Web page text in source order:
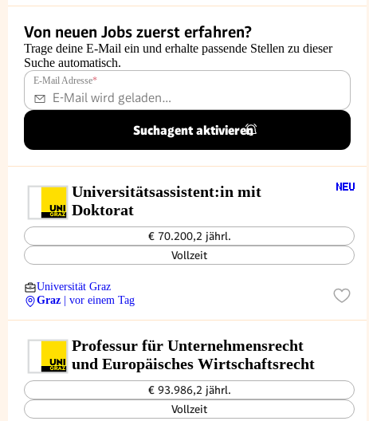
Von neuen Jobs zuerst erfahren?
Trage deine E-Mail ein und erhalte passende Stellen zu dieser
Suche automatisch.
E-Mail Adresse*
Suchagent aktivieren
Universitätsassistent:in mit
Doktorat
€ 70.200,2 jährl.
Vollzeit
Universität Graz
Graz
| vor einem Tag
Professur für Unternehmensrecht
und Europäisches Wirtschaftsrecht
€ 93.986,2 jährl.
Vollzeit